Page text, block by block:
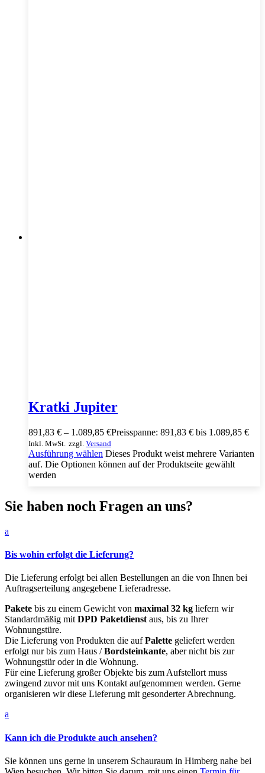
Kratki Jupiter
891,83 € – 1.089,85 €Preisspanne: 891,83 € bis 1.089,85 €
Inkl. MwSt. zzgl. Versand
Ausführung wählen Dieses Produkt weist mehrere Varianten
auf. Die Optionen können auf der Produktseite gewählt
werden
Sie haben noch Fragen an uns?
a
Bis wohin erfolgt die Lieferung?
Die Lieferung erfolgt bei allen Bestellungen an die von Ihnen bei
Auftragserteilung angegebene Lieferadresse.
Pakete bis zu einem Gewicht von maximal 32 kg liefern wir
Standardmäßig mit DPD Paketdienst aus, bis zu Ihrer
Wohnungstüre.
Die Lieferung von Produkten die aufPalette geliefert werden
erfolgt nur bis zum Haus /Bordsteinkante, aber nicht bis zur
Wohnungstür oder in die Wohnung.
Für eine Lieferung großer Objekte bis zum Aufstellort muss
zwingend zuvor mit uns Kontakt aufgenommen werden. Gerne
organisieren wir diese Lieferung mit gesonderter Abrechnung.
a
Kann ich die Produkte auch ansehen?
Sie können uns gerne in unserem Schauraum in Himberg nahe bei